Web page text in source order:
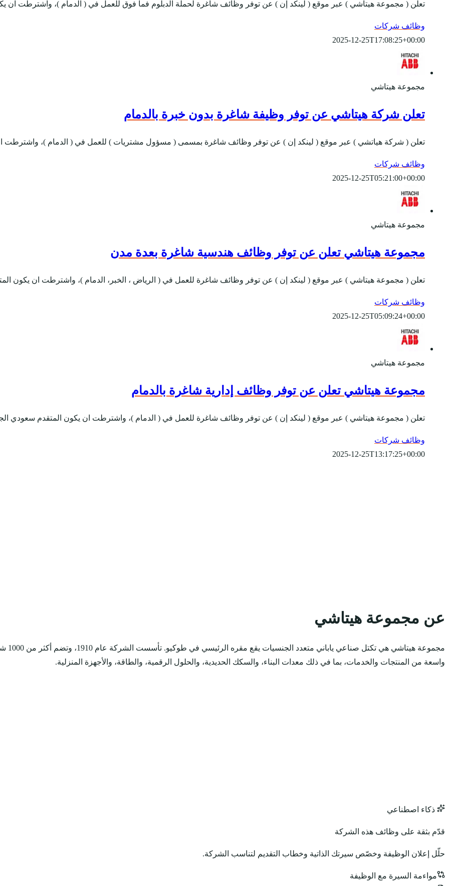
تعلن ( مجموعة هيتاشي ) عبر موقع ( لينكد إن ) عن توفر وظائف شاغرة لحملة الدبلوم فما فوق للعمل في ( الدمام )، واشترطت ان
وظائف شركات
2025-12-25T17:08:25+00:00
مجموعة هيتاشي
تعلن شركة هيتاشي عن توفر وظيفة شاغرة بدون خبرة بالدمام
تعلن ( شركة هياتشي ) عبر موقع ( لينكد إن ) عن توفر وظائف شاغرة بمسمى ( مسؤول مشتريات ) للعمل في ( الدمام )، واشترطت
وظائف شركات
2025-12-25T05:21:00+00:00
مجموعة هيتاشي
مجموعة هيتاشي تعلن عن توفر وظائف هندسية شاغرة بعدة مدن
تعلن ( مجموعة هيتاشي ) عبر موقع ( لينكد إن ) عن توفر وظائف شاغرة للعمل في ( الرياض ، الخبر، الدمام )، واشترطت ان يكون
وظائف شركات
2025-12-25T05:09:24+00:00
مجموعة هيتاشي
مجموعة هيتاشي تعلن عن توفر وظائف إدارية شاغرة بالدمام
تعلن ( مجموعة هيتاشي ) عبر موقع ( لينكد إن ) عن توفر وظائف شاغرة للعمل في ( الدمام )، واشترطت ان يكون المتقدم سعودي
وظائف شركات
2025-12-25T13:17:25+00:00
عن مجموعة هيتاشي
واسعة من المنتجات والخدمات، بما في ذلك معدات البناء، والسكك الحديدية، والحلول الرقمية، والطاقة، والأجهزة المنزلية.
ذكاء اصطناعي
قدّم بثقة على وظائف هذه الشركة
حلّل إعلان الوظيفة وخصّص سيرتك الذاتية وخطاب التقديم لتناسب الشركة.
مواءمة السيرة مع الوظيفة